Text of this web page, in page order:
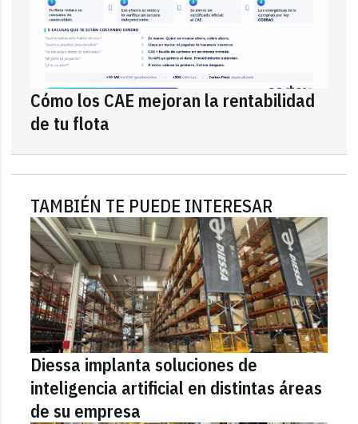
Cómo los CAE mejoran la rentabilidad
de tu flota
TAMBIÉN TE PUEDE INTERESAR
Diessa implanta soluciones de
inteligencia artificial en distintas áreas
de su empresa